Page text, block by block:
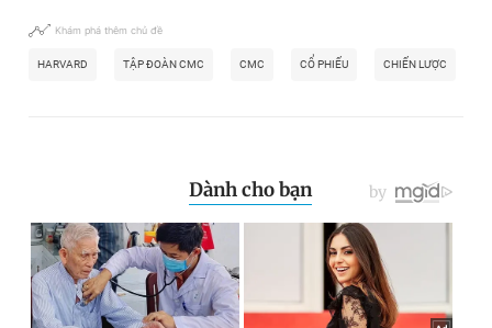
Khám phá thêm chủ đề
HARVARD TẬP ĐOÀN CMC CMC CỔ PHIẾU CHIẾN LƯỢC